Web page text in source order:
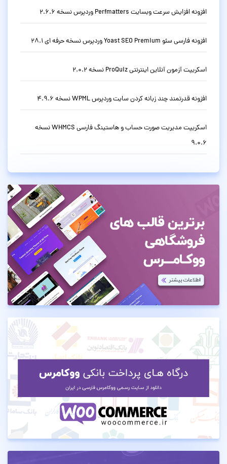
افزونه افزایش سرعت وبسایت Perfmatters وردپرس نسخه 2.6.6
افزونه فارسی سئو Yoast SEO Premium وردپرس نسخه حرفه ای 28.1
اسکریپت آزمون آنلاین اینترنتی ProQuiz نسخه 2.0.2
افزونه قدرتمند چند زبانه کردن سایت وردپرس WPML نسخه 4.9.6
اسکریپت مدیریت صورت حساب و هاستینگ فارسی WHMCS نسخه
9.0.6